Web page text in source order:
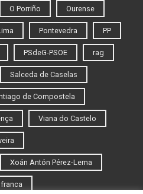
O Porriño Ourense
Pontevedra PP
PSdeG-PSOE rag
Salceda de Caselas
de Compostela
Viana do Castelo
Xoán Antón Pérez-Lema